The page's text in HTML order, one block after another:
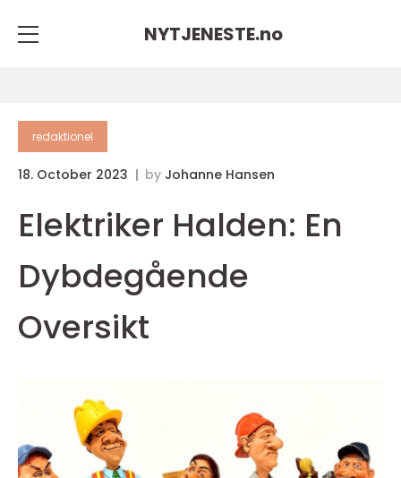
NYTJENESTE.no
redaktionel
18. October 2023 by Johanne Hansen
Elektriker Halden: En
Dybdegående
Oversikt